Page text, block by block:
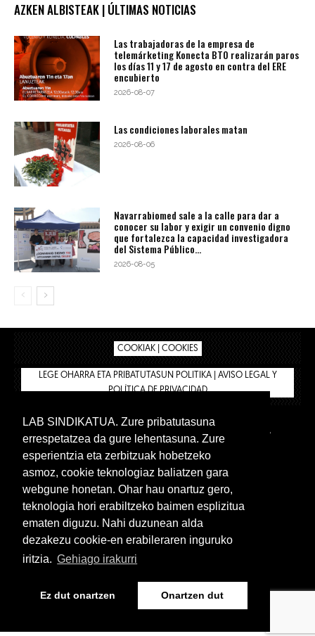
AZKEN ALBISTEAK | ÚLTIMAS NOTICIAS
Las trabajadoras de la empresa de
telemárketing Konecta BTO realizarán paros
los días 11 y 17 de agosto en contra del ERE
encubierto
2026-08-07
Las condiciones laborales matan
2026-08-06
Navarrabiomed sale a la calle para dar a
conocer su labor y exigir un convenio digno
que fortalezca la capacidad investigadora
del Sistema Público...
2026-08-05
COOKIAK | COOKIES
LEGE OHARRA ETA PRIBATUTASUN POLITIKA | AVISO LEGAL Y
POLÍTICA DE PRIVACIDAD
BIZILAN.EUS
TIENDA
INTRANET 🔑
Euskera Castellano
www.lab.eus
Euskera Castellano
LAB SINDIKATUA. Zure pribatutasuna
errespetatzea da gure lehentasuna. Zure
esperientzia eta zerbitzuak hobetzeko
asmoz, cookie teknologiaz baliatzen gara
webgune honetan. Ohar hau onartuz gero,
teknologia hori erabiltzeko baimen esplizitua
ematen diguzu. Nahi duzunean alda
dezakezu cookie-en erabileraren inguruko
iritzia. Gehiago irakurri
Ez dut onartzen Onartzen dut